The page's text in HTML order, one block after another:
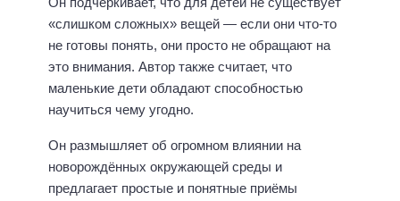
«слишком сложных» вещей — если они что-то
не готовы понять, они просто не обращают на
это внимания. Автор также считает, что
маленькие дети обладают способностью
научиться чему угодно.
Он размышляет об огромном влиянии на
новорождённых окружающей среды и
предлагает простые и понятные приёмы